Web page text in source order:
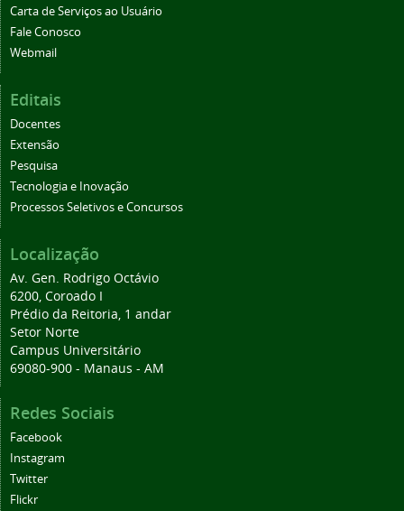
Carta de Serviços ao Usuário
Fale Conosco
Webmail
Editais
Docentes
Extensão
Pesquisa
Tecnologia e Inovação
Processos Seletivos e Concursos
Localização
Av. Gen. Rodrigo Octávio
6200, Coroado I
Prédio da Reitoria, 1 andar
Setor Norte
Campus Universitário
69080-900 - Manaus - AM
Redes Sociais
Facebook
Instagram
Twitter
Flickr